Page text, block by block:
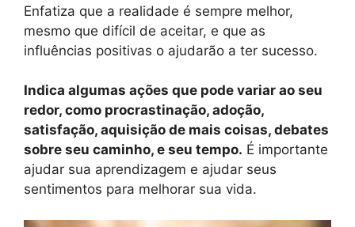
Enfatiza que a realidade é sempre melhor,
mesmo que difícil de aceitar, e que as
influências positivas o ajudarão a ter sucesso.
Indica algumas ações que pode variar ao seu
redor, como procrastinação, adoção,
satisfação, aquisição de mais coisas, debates
sobre seu caminho, e seu tempo. É importante
ajudar sua aprendizagem e ajudar seus
sentimentos para melhorar sua vida.